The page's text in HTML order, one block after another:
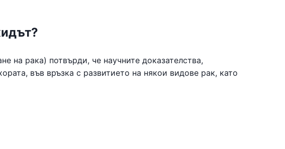
на рака) потвърди, че научните доказателства,
във връзка с развитието на някои видове рак, като